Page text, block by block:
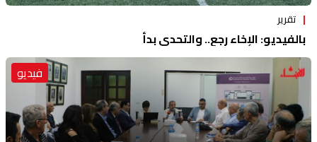
تقرير
بالفيديو: الإخاء رجع.. والتحدي بدأ
فيديو